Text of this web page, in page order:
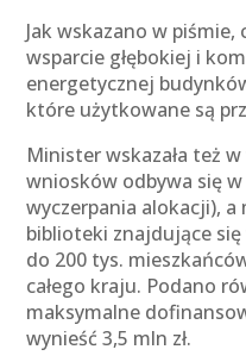
Jak wskazano w
wsparcie głębokiej i
energetycznej
które użytkowane są
Minister wskazała też
wniosków odbywa się w
wyczerpania alokacji),
biblioteki znajdujące
do 200 tys.
całego kraju. Podano
maksymalne
wynieść 3,5 mln zł.